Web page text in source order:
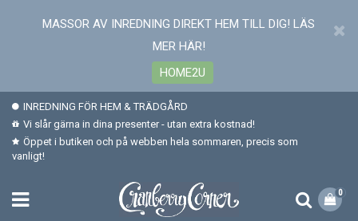
MASSOR AV INREDNING DIREKT HEM TILL DIG! LÄS
MER HÄR!
HOME2U
INREDNING FÖR HEM & TRÄDGÅRD
Vi slår gärna in dina presenter - utan extra kostnad!
Öppet i butiken och på webben hela sommaren, precis som
vanligt!
0